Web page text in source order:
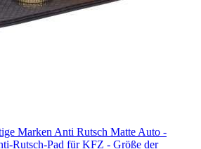
Marken Anti Rutsch Matte Auto -
Rutsch-Pad für KFZ - Größe der